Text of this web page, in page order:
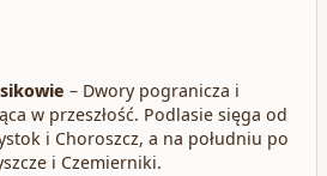
– Dwory pogranicza i
w przeszłość. Podlasie sięga od
i Choroszcz, a na południu po
i Czemierniki.